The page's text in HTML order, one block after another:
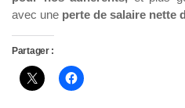
avec une perte de salaire nette
Partager :